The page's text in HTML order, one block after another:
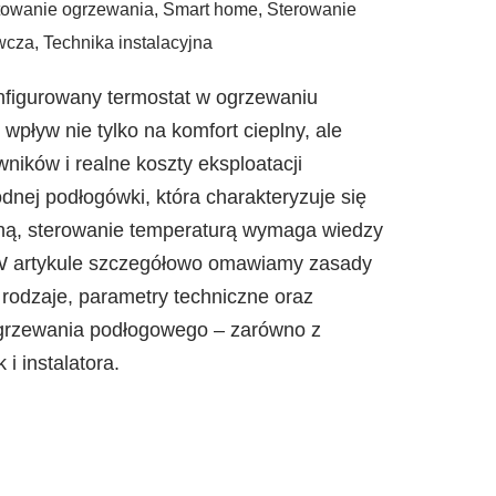
ogrzewania, Smart home, Sterowanie
, Technika instalacyjna
termostat w ogrzewaniu
nie tylko na komfort cieplny, ale
i realne koszty eksploatacji
podłogówki, która charakteryzuje się
sterowanie temperaturą wymaga wiedzy
artykule szczegółowo omawiamy zasady
parametry techniczne oraz
podłogowego – zarówno z
i instalatora.